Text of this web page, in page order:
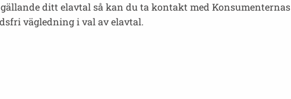
ditt elavtal så kan du ta kontakt med Konsumenternas
vägledning i val av elavtal.